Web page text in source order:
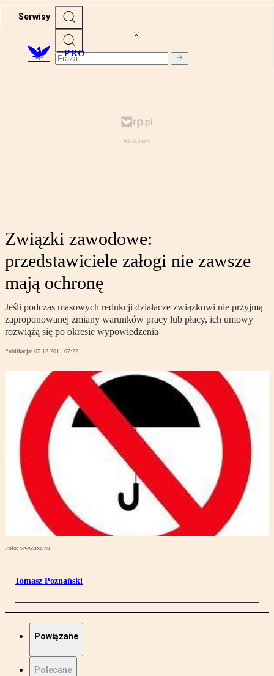
Serwisy
PRO
Związki zawodowe:
przedstawiciele załogi nie zawsze
mają ochronę
Jeśli podczas masowych redukcji działacze związkowi nie przyjmą
zaproponowanej zmiany warunków pracy lub płacy, ich umowy
rozwiążą się po okresie wypowiedzenia
Publikacja: 05.12.2011 07:22
Foto: www.sxc.hu
Tomasz Poznański
Powiązane
Polecane